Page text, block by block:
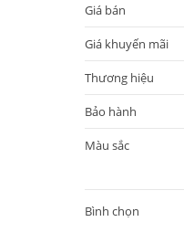
Giá bán
Giá khuyến mãi
Thương hiệu
Bảo hành
Màu sắc
Bình chọn